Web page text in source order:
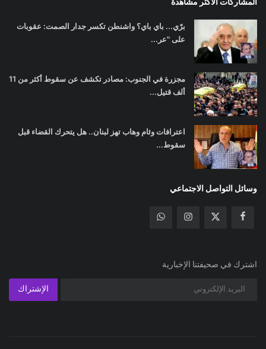
برّي... باي باي؟ واشنطن تكسر جدار الصمت: عقوبات
على "عر...
مجزرة في الجنوب: مصادر تكشف عن سقوط أكثر من 11
ألف قتيل...
اعترافات وئام وهاب تهز لبنان.. هل يتحرك القضاء قبل
سقوط...
وسائل التواصل الاجتماعي
اشترك في صحيفتنا الإخبارية
الإشتراك